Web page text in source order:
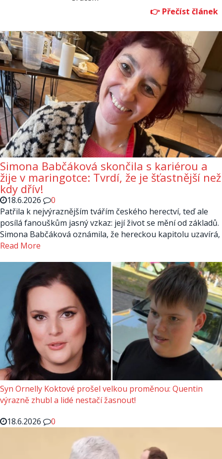
Simona Babčáková skončila s kariérou a
žije v maringotce: Tvrdí, že je šťastnější než
kdy dřív!
18.6.2026
0
Patřila k nejvýraznějším tvářím českého herectví, teď ale
posílá fanouškům jasný vzkaz: její život se mění od základů.
Simona Babčáková oznámila, že hereckou kapitolu uzavírá,
Read More
Syn Ornelly Koktové prošel velkou proměnou: Quentin
výrazně zhubl a lidé nestačí žasnout!
18.6.2026
0